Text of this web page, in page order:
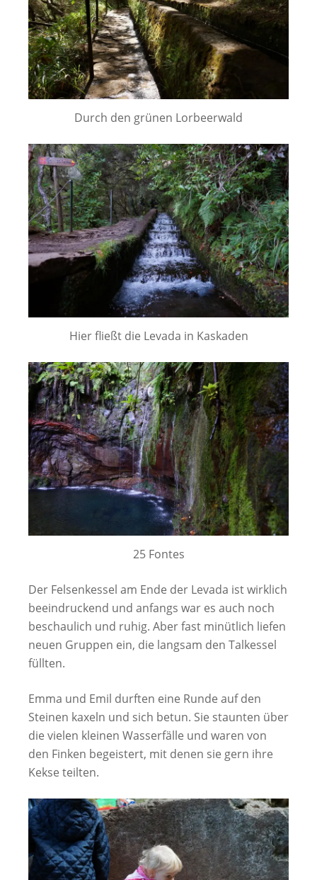
Durch den grünen Lorbeerwald
Hier fließt die Levada in Kaskaden
25 Fontes
Der Felsenkessel am Ende der Levada ist wirklich
beeindruckend und anfangs war es auch noch
beschaulich und ruhig. Aber fast minütlich liefen
neuen Gruppen ein, die langsam den Talkessel
füllten.
Emma und Emil durften eine Runde auf den
Steinen kaxeln und sich betun. Sie staunten über
die vielen kleinen Wasserfälle und waren von
den Finken begeistert, mit denen sie gern ihre
Kekse teilten.